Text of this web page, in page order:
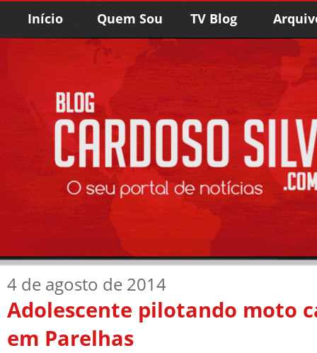
Início Quem Sou TV Blog
4 de agosto de 2014
Adolescente pilotando moto
em Parelhas